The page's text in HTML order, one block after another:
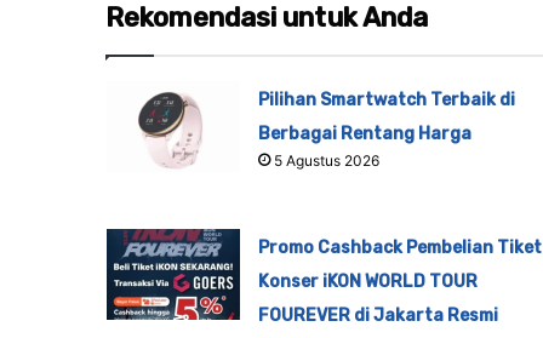
Rekomendasi untuk Anda
Pilihan Smartwatch Terbaik di
Berbagai Rentang Harga
5 Agustus 2026
Promo Cashback Pembelian Tiket
Konser iKON WORLD TOUR
FOUREVER di Jakarta Resmi